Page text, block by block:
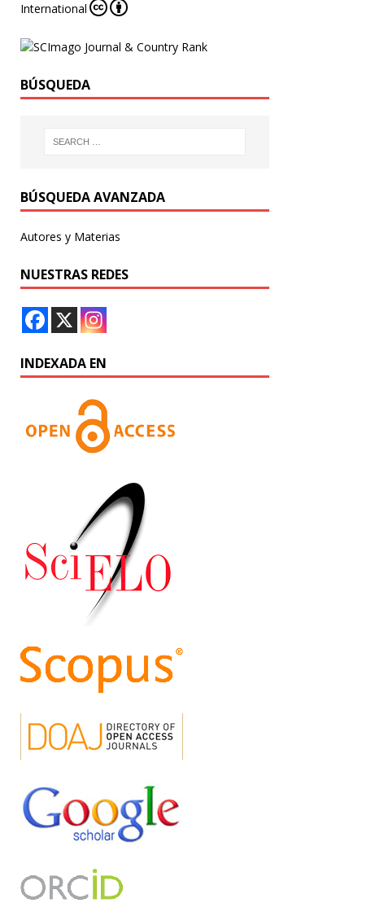
International
BÚSQUEDA
BÚSQUEDA AVANZADA
Autores y Materias
NUESTRAS REDES
INDEXADA EN